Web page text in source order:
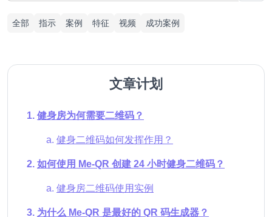
全部 指示 案例 特征 视频 成功案例
文章计划
健身房为何需要二维码？
健身二维码如何发挥作用？
如何使用 Me-QR 创建 24 小时健身二维码？
健身房二维码使用实例
为什么 Me-QR 是最好的 QR 码生成器？